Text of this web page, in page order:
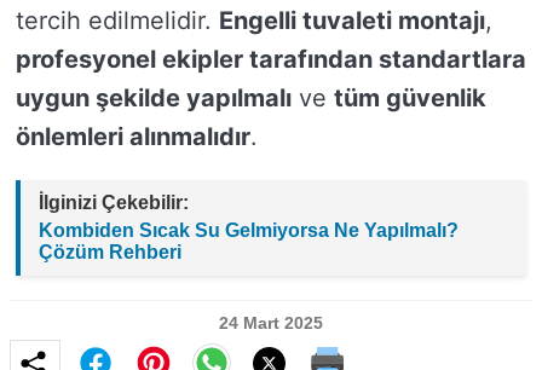
tercih edilmelidir. Engelli tuvaleti montajı,
profesyonel ekipler tarafından standartlara
uygun şekilde yapılmalı ve tüm güvenlik
önlemleri alınmalıdır.
İlginizi Çekebilir:
Kombiden Sıcak Su Gelmiyorsa Ne Yapılmalı?
Çözüm Rehberi
24 Mart 2025